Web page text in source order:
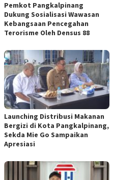
Pemkot Pangkalpinang
Dukung Sosialisasi Wawasan
Kebangsaan Pencegahan
Terorisme Oleh Densus 88
Launching Distribusi Makanan
Bergizi di Kota Pangkalpinang,
Sekda Mie Go Sampaikan
Apresiasi